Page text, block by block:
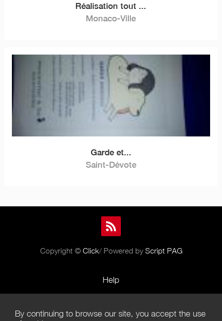
Réalisation tout ...
Monaco-Ville
Garde et...
Saint-Dévote
Copyright © Click/ Powered by Script PAG
Help
By continuing to browse our site, you accept the use